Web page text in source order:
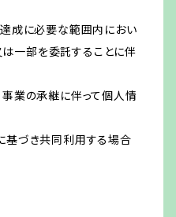
達成に必要な範囲内におい
一部を委託することに伴
事業の承継に伴って個人情
基づき共同利用する場合